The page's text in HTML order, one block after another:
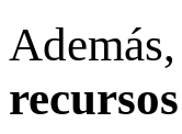
Además,